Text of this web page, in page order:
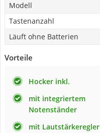
Modell
Tastenanzahl
Läuft ohne Batterien
Vorteile
Hocker inkl.
mit integriertem
Notenständer
mit Lautstärkeregler